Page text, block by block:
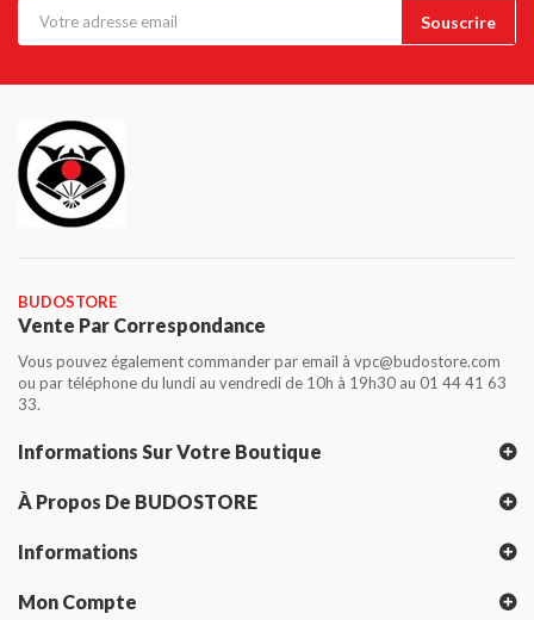
BUDOSTORE
Vente Par Correspondance
Vous pouvez également commander par email à vpc@budostore.com
ou par téléphone du lundi au vendredi de 10h à 19h30 au 01 44 41 63
33.
Informations Sur Votre Boutique
À Propos De BUDOSTORE
Informations
Mon Compte